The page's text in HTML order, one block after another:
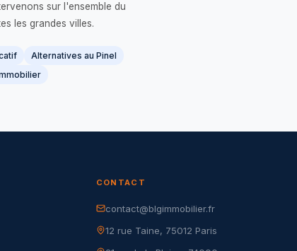
sur l'ensemble du
les grandes villes.
Alternatives au Pinel
CONTACT
contact@blgimmobilier.fr
12 rue Taine, 75012 Paris